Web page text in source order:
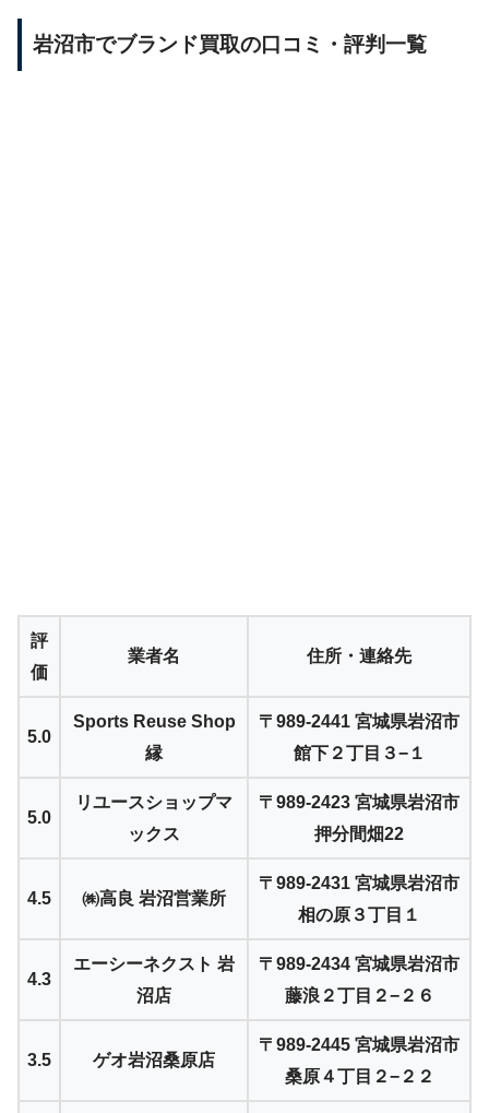
岩沼市でブランド買取の口コミ・評判一覧
評
価
業者名 住所・連絡先
5.0
Sports Reuse Shop
縁
〒989-2441 宮城県岩沼市
館下２丁目３−１
5.0
リユースショップマ
ックス
〒989-2423 宮城県岩沼市
押分間畑22
4.5 ㈱高良 岩沼営業所
〒989-2431 宮城県岩沼市
相の原３丁目１
4.3
エーシーネクスト 岩
沼店
〒989-2434 宮城県岩沼市
藤浪２丁目２−２６
3.5 ゲオ岩沼桑原店
〒989-2445 宮城県岩沼市
桑原４丁目２−２２